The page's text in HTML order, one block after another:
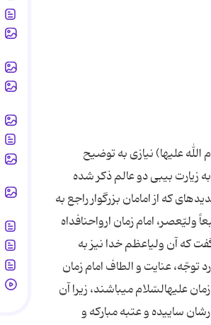
علیها) نیازی به توضیح
زیارت بى‏بى دو عالم ذكر شده
كه از امامان بزرگوار راجع به
امام زمان ارواحنافداه
كه آن ولى‏اعظم خدا نیز به
عنایت و الطاف امام زمان
علیه‏السّلام مى‏باشند، زیرا آن
ساییده و عتبه مباركه و